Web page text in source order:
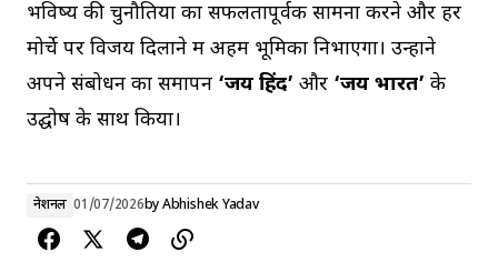
भविष्य की चुनौतियों का सफलतापूर्वक सामना करने और हर
मोर्चे पर विजय दिलाने में अहम भूमिका निभाएगा। उन्होंने
अपने संबोधन का समापन ‘जय हिंद’ और ‘जय भारत’ के
उद्घोष के साथ किया।
नेशनल 01/07/2026byAbhishek Yadav